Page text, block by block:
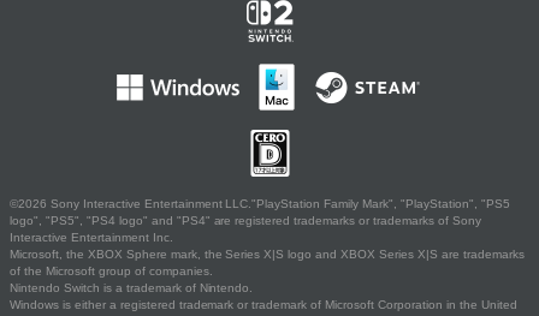
©2026 Sony Interactive Entertainment LLC."PlayStation Family Mark", "PlayStation", "PS5
logo", "PS5", "PS4 logo" and "PS4" are registered trademarks or trademarks of Sony
Interactive Entertainment Inc.
Microsoft, the XBOX Sphere mark, the Series X|S logo and XBOX Series X|S are trademarks
of the Microsoft group of companies.
Nintendo Switch is a trademark of Nintendo.
Windows is either a registered trademark or trademark of Microsoft Corporation in the United